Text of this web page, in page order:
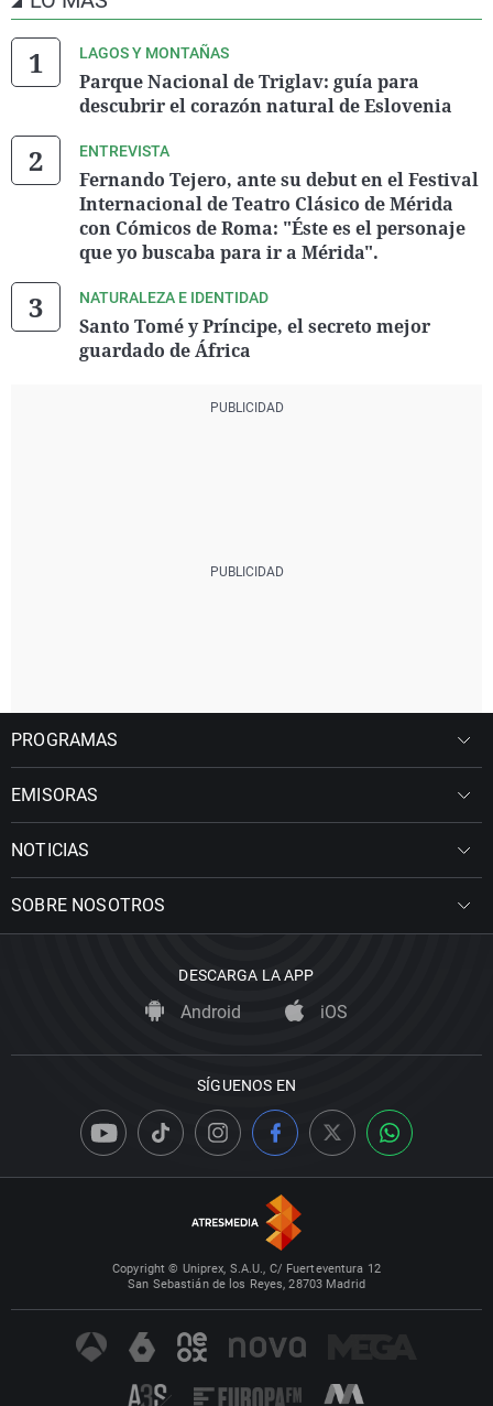
LAGOS Y MONTAÑAS
Parque Nacional de Triglav: guía para
descubrir el corazón natural de Eslovenia
ENTREVISTA
Fernando Tejero, ante su debut en el Festival
Internacional de Teatro Clásico de Mérida
con Cómicos de Roma: "Éste es el personaje
que yo buscaba para ir a Mérida".
NATURALEZA E IDENTIDAD
Santo Tomé y Príncipe, el secreto mejor
guardado de África
PROGRAMAS
EMISORAS
NOTICIAS
SOBRE NOSOTROS
DESCARGA LA APP
Android iOS
SÍGUENOS EN
Copyright © Uniprex, S.A.U., C/ Fuerteventura 12
San Sebastián de los Reyes, 28703 Madrid